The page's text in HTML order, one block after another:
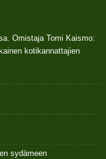
Omistaja Tomi Kaismo:
kotikannattajien
sydämeen